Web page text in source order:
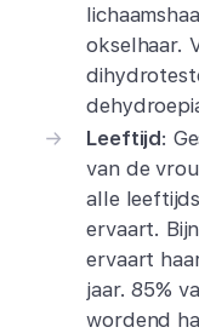
okselhaar.
Leeftijd:
van de
alle
ervaart.
ervaart
jaar. 85%
wordend